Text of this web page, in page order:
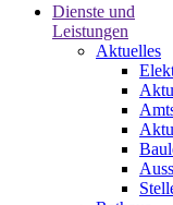
Dienste und
Leistungen
Aktuelles